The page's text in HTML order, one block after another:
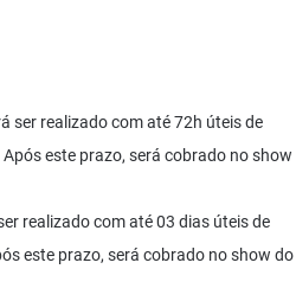
ser realizado com até 72h úteis de
este prazo, será cobrado no show
realizado com até 03 dias úteis de
este prazo, será cobrado no show do